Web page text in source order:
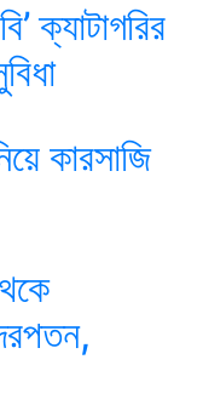
ক্যাটাগরির
কারসাজি